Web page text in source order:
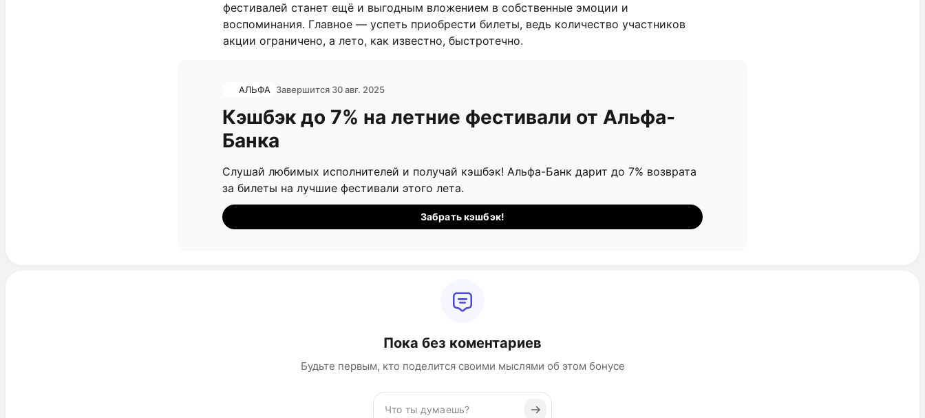
фестивалей станет ещё и выгодным вложением в собственные эмоции и
воспоминания. Главное — успеть приобрести билеты, ведь количество участников
акции ограничено, а лето, как известно, быстротечно.
АЛЬФА Завершится 30 авг. 2025
Кэшбэк до 7% на летние фестивали от Альфа-
Банка
Слушай любимых исполнителей и получай кэшбэк! Альфа-Банк дарит до 7% возврата
за билеты на лучшие фестивали этого лета.
Забрать кэшбэк!
Пока без коментариев
Будьте первым, кто поделится своими мыслями об этом бонусе